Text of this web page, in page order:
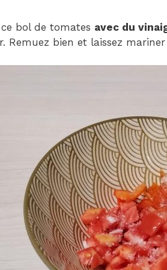
ce bol de tomates avec du
Remuez bien et laissez